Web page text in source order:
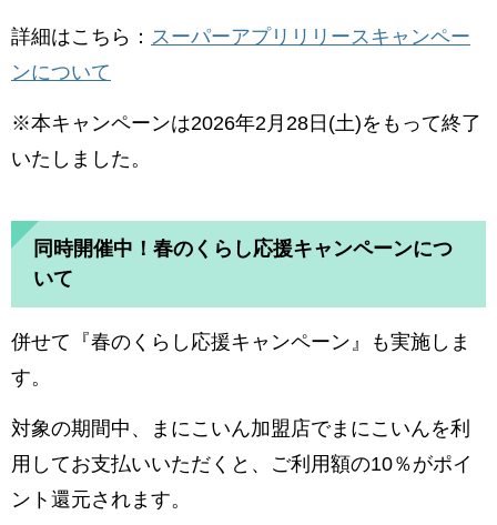
詳細はこちら： スーパーアプリリリースキャンペー
ンについて
※本キャンペーンは2026年2月28日(土)をもって終了
いたしました。
同時開催中！春のくらし応援キャンペーンにつ
いて
併せて『春のくらし応援キャンペーン』も実施しま
す。
対象の期間中、まにこいん加盟店でまにこいんを利
用してお支払いいただくと​、ご利用額の10％がポイ
ント還元されます。